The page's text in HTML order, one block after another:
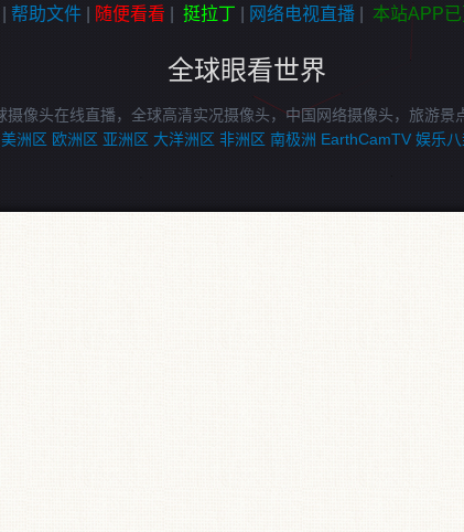
帮助文件| 随便看看 挺拉丁 网络电视直播| 本站APP
全球眼看世界
像头在线直播，全球高清实况摄像头，中国网络摄像头，旅游景
美洲区 欧洲区 亚洲区 大洋洲区 非洲区 南极洲 EarthCamTV 娱乐八